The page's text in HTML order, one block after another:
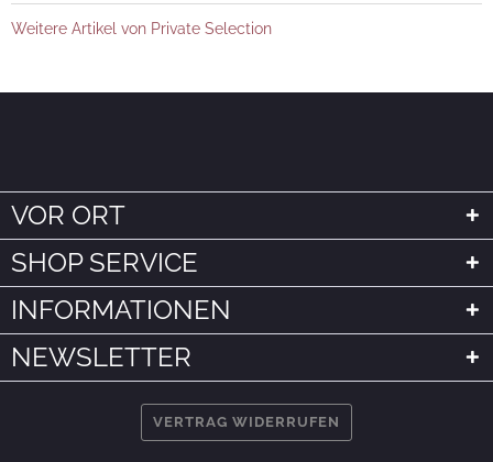
Weitere Artikel von Private Selection
VOR ORT
SHOP SERVICE
INFORMATIONEN
NEWSLETTER
VERTRAG WIDERRUFEN